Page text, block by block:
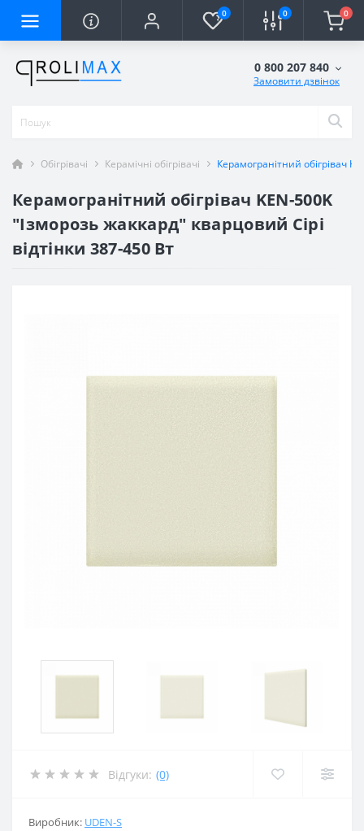
0 0 0
0 800 207 840
Замовити дзвінок
Обігрівачі Керамічні обігрівачі Керамогранітний обігрівач
Керамогранітний обігрівач KEN-500K
"Ізморозь жаккард" кварцовий Сірі
відтінки 387-450 Вт
Відгуки: (0)
Виробник: UDEN-S